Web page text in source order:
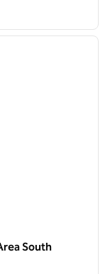
South